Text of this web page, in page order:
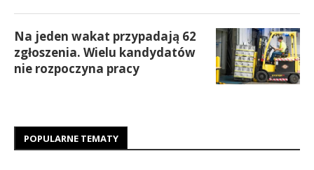
Na jeden wakat przypadają 62
zgłoszenia. Wielu kandydatów
nie rozpoczyna pracy
POPULARNE TEMATY